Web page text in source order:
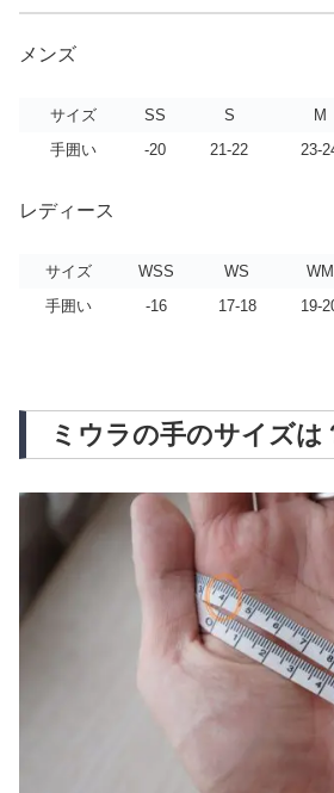
メンズ
サイズ SS S M
手囲い
-20 21-22 23-
レディース
サイズ WSS WS WM
手囲い
-16 17-18 19-
ミウラの手のサイズは